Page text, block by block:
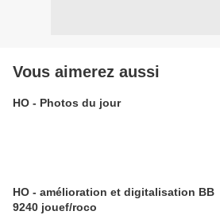
Vous aimerez aussi
HO - Photos du jour
HO - amélioration et digitalisation BB
9240 jouef/roco